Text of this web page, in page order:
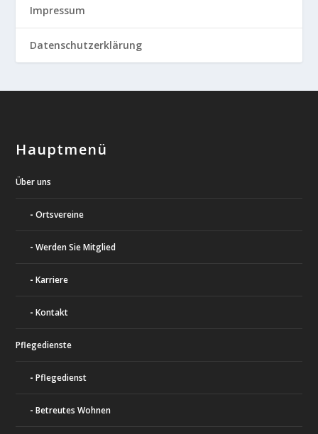
Impressum
Datenschutzerklärung
Hauptmenü
Über uns
Ortsvereine
Werden Sie Mitglied
Karriere
Kontakt
Pflegedienste
Pflegedienst
Betreutes Wohnen